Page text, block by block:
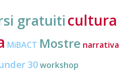
gratuiticultura
MiBACT Mostre narrativa
30workshop